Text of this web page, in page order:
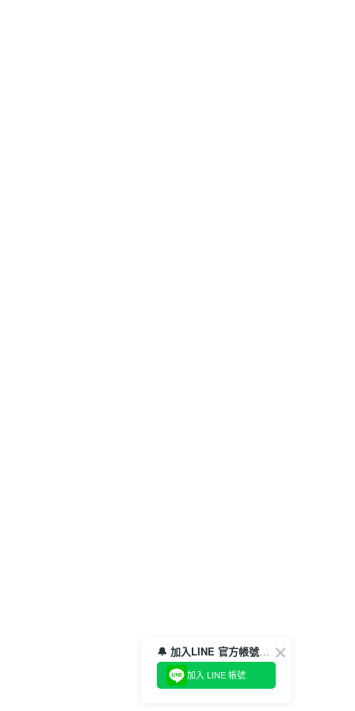
🔔 加入LINE 官方帳號，領取$100折價券！
加入 LINE 帳號